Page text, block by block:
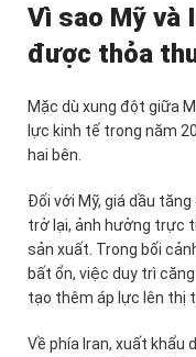
Vì sao Mỹ và
được thỏa
Mặc dù xung đột giữa
lực kinh tế trong năm
hai bên.
Đối với Mỹ, giá dầu
trở lại, ảnh hưởng trực
sản xuất. Trong bối
bất ổn, việc duy trì
tạo thêm áp lực lên thị
Về phía Iran, xuất khẩu